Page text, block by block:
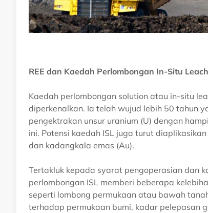
REE dan Kaedah Perlombongan In-Situ
Kaedah perlombongan solution atau in-situ
diperkenalkan. Ia telah wujud lebih 50 tahun
pengektrakan unsur uranium (U) dengan
ini. Potensi kaedah ISL juga turut
dan kadangkala emas (Au).
Tertakluk kepada syarat pengoperasian dan
perlombongan ISL memberi beberapa
seperti lombong permukaan atau bawah
terhadap permukaan bumi, kadar pelepasan